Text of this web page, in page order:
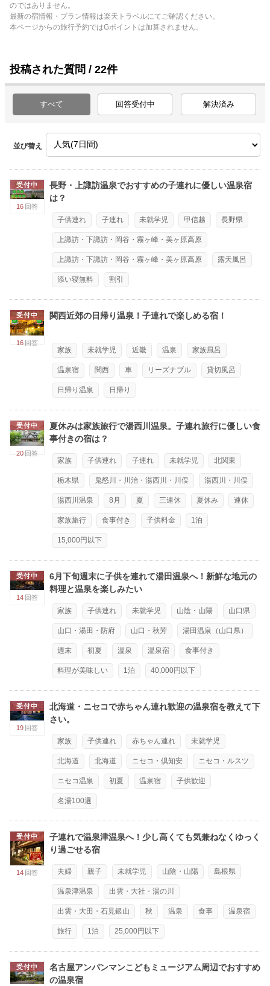
のではありません。
最新の宿情報・プラン情報は楽天トラベルにてご確認ください。
本ページからの旅行予約ではGポイントは加算されません。
投稿された質問 / 22件
すべて 回答受付中 解決済み
並び替え
受付中
16 回答
長野・上諏訪温泉でおすすめの子連れに優しい温泉宿
は？
子供連れ 子連れ 未就学児 甲信越 長野県
上諏訪・下諏訪・岡谷・霧ヶ峰・美ヶ原高原
上諏訪・下諏訪・岡谷・霧ヶ峰・美ヶ原高原 露天風呂
添い寝無料 割引
受付中
16 回答
関西近郊の日帰り温泉！子連れで楽しめる宿！
家族 未就学児 近畿 温泉 家族風呂
温泉宿 関西 車 リーズナブル 貸切風呂
日帰り温泉 日帰り
受付中
20 回答
夏休みは家族旅行で湯西川温泉。子連れ旅行に優しい食
事付きの宿は？
家族 子供連れ 子連れ 未就学児 北関東
栃木県 鬼怒川・川治・湯西川・川俣 湯西川・川俣
湯西川温泉 8月 夏 三連休 夏休み 連休
家族旅行 食事付き 子供料金 1泊
15,000円以下
受付中
14 回答
6月下旬週末に子供を連れて湯田温泉へ！新鮮な地元の
料理と温泉を楽しみたい
家族 子供連れ 未就学児 山陰・山陽 山口県
山口・湯田・防府 山口・秋芳 湯田温泉（山口県）
週末 初夏 温泉 温泉宿 食事付き
料理が美味しい 1泊 40,000円以下
受付中
19 回答
北海道・ニセコで赤ちゃん連れ歓迎の温泉宿を教えて下
さい。
家族 子供連れ 赤ちゃん連れ 未就学児
北海道 北海道 ニセコ・倶知安 ニセコ・ルスツ
ニセコ温泉 初夏 温泉宿 子供歓迎
名湯100選
受付中
14 回答
子連れで温泉津温泉へ！少し高くても気兼ねなくゆっく
り過ごせる宿
夫婦 親子 未就学児 山陰・山陽 島根県
温泉津温泉 出雲・大社・湯の川
出雲・大田・石見銀山 秋 温泉 食事 温泉宿
旅行 1泊 25,000円以下
受付中
名古屋アンパンマンこどもミュージアム周辺でおすすめ
の温泉宿